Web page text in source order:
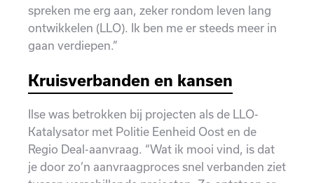
spreken me erg aan, zeker rondom leven lang
ontwikkelen (LLO). Ik ben me er steeds meer in
gaan verdiepen.”
Kruisverbanden en kansen
Ilse was betrokken bij projecten als de LLO-
Katalysator met Politie Eenheid Oost en de
Regio Deal-aanvraag. “Wat ik mooi vind, is dat
je door zo’n aanvraagproces snel verbanden ziet